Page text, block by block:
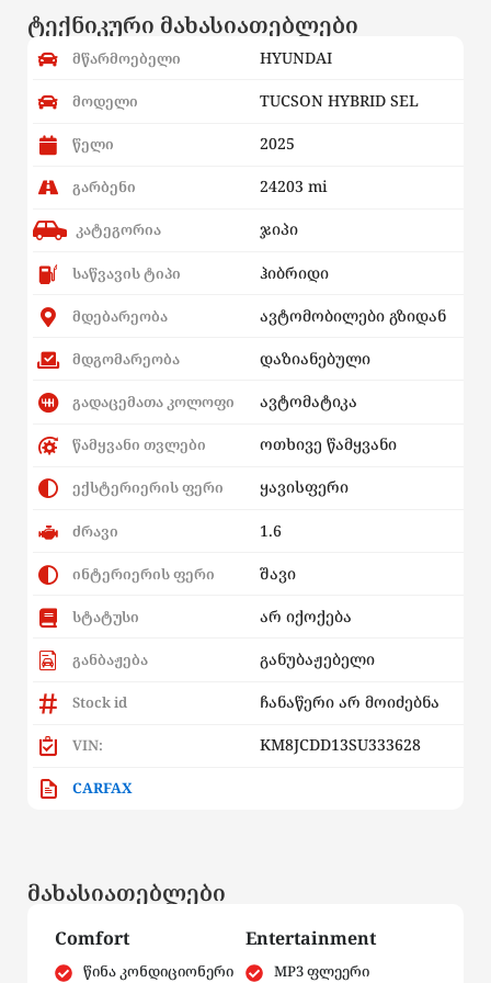
ტექნიკური მახასიათებლები
მწარმოებელი HYUNDAI
მოდელი TUCSON HYBRID SEL
წელი 2025
გარბენი 24203 mi
კატეგორია ჯიპი
საწვავის ტიპი ჰიბრიდი
მდებარეობა ავტომობილები გზიდან
მდგომარეობა დაზიანებული
გადაცემათა კოლოფი ავტომატიკა
წამყვანი თვლები ოთხივე წამყვანი
ექსტერიერის ფერი ყავისფერი
ძრავი 1.6
ინტერიერის ფერი შავი
სტატუსი არ იქოქება
განბაჟება განუბაჟებელი
Stock id ჩანაწერი არ მოიძებნა
VIN: KM8JCDD13SU333628
CARFAX
მახასიათებლები
Comfort
წინა კონდიციონერი
Entertainment
MP3 ფლეერი